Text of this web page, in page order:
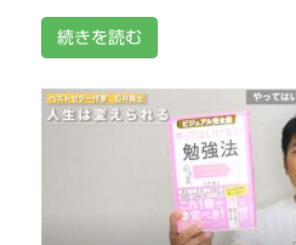
続きを読む